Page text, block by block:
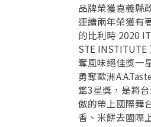
品牌榮獲嘉義縣
連續兩年榮獲有
的比利時 2020
STE
奪風味絕佳獎一
勇奪歐洲
鑑3星獎，是將
傲的帶上國際舞
香、米餅去國際
返回
返回
註冊完成了
開始填寫申請
填寫申請資
返回首頁
您的申請資料正在
要申請新產品
查看申請進度
返回首頁
看看申請教學
如果你已經準備
點擊「直接申請」按鈕
直接申請
返回首頁